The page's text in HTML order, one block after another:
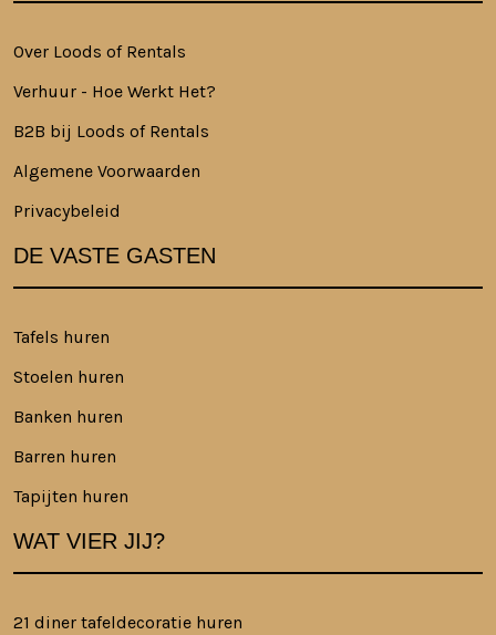
Over Loods of Rentals
Verhuur - Hoe Werkt Het?
B2B bij Loods of Rentals
Algemene Voorwaarden
Privacybeleid
DE VASTE GASTEN
Tafels huren
Stoelen huren
Banken huren
Barren huren
Tapijten huren
WAT VIER JIJ?
21 diner tafeldecoratie huren